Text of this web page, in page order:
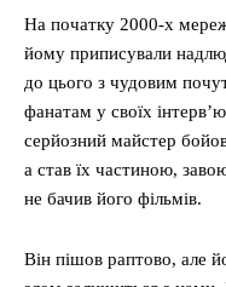
На початку 2000-х
йому приписували
до цього з чудовим
фанатам у своїх
серйозний майстер
а став їх частиною,
не бачив його фільмів.
Він пішов раптово, але